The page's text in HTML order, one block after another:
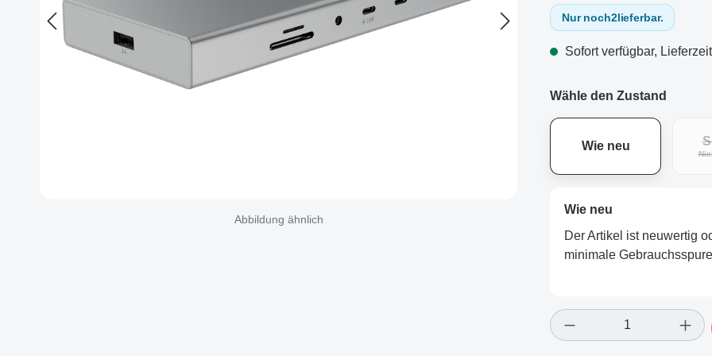
Abbildung ähnlich
Nur noch2lieferbar.
Sofort verfügbar,
Wähle den Zustand
Wie neu
Wie neu
Der Artikel ist neuwertig
minimale
Produkt Anzahl: